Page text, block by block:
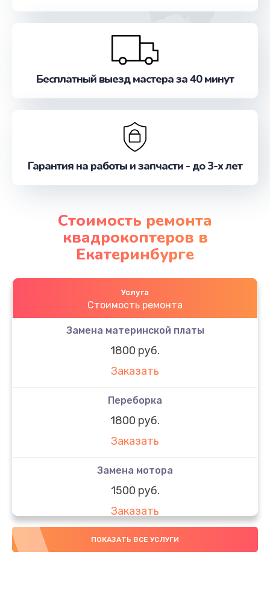
Бесплатный выезд мастера за 40 минут
Гарантия на работы и запчасти - до 3-х лет
Стоимость ремонта
квадрокоптеров в
Екатеринбурге
Услуга
Стоимость ремонта
Замена материнской платы
1800 руб.
Заказать
Переборка
1800 руб.
Заказать
Замена мотора
1500 руб.
Заказать
Замена рамы
ПОКАЗАТЬ ВСЕ УСЛУГИ